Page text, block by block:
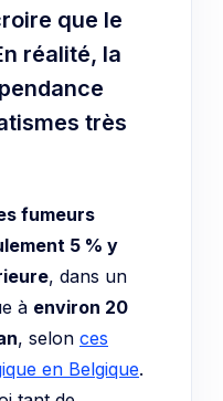
que le
réalité, la
très
fumeurs
5 % y
, dans un
à environ 20
, selon ces
en Belgique.